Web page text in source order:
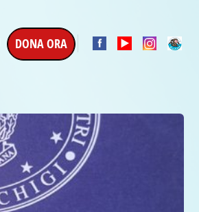
DONA ORA